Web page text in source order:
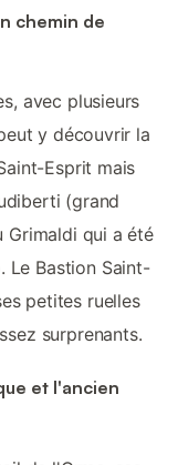
chemin de
avec plusieurs
y découvrir la
Esprit mais
(grand
Grimaldi qui a été
Le Bastion Saint-
petites ruelles
surprenants.
et l'ancien